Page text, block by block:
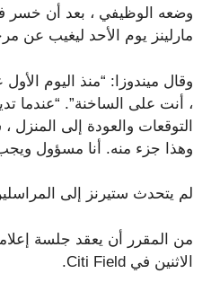
مارلينز يوم الأحد ليغيب عن
وقال ميندوزا: “منذ اليوم
، أنت على الساخنة”. “عندما
التوقعات والعودة إلى
وهذا جزء منه. أنا مسؤول
لم يتحدث ستيرنز إلى
من المقرر أن يعقد جلسة
الاثنين في Citi Field.